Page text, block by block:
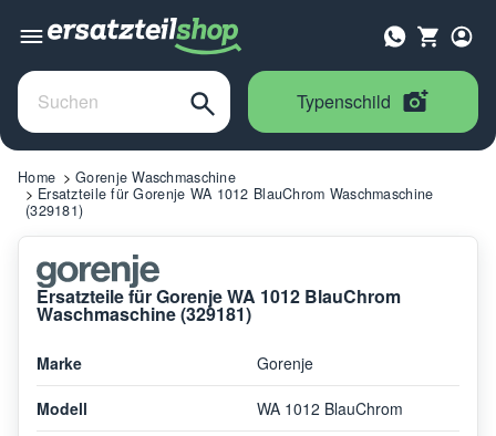
Typenschild
Home
Gorenje Waschmaschine
Ersatzteile für Gorenje WA 1012 BlauChrom Waschmaschine
(329181)
Ersatzteile für Gorenje WA 1012 BlauChrom
Waschmaschine (329181)
Marke Gorenje
Modell WA 1012 BlauChrom